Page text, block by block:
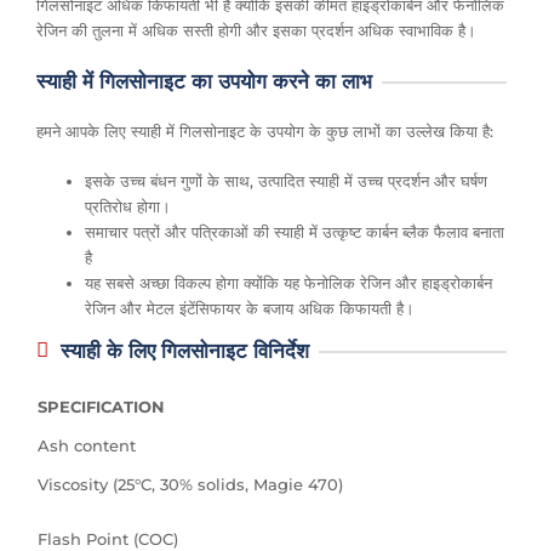
गिलसोनाइट अधिक किफायती भी है क्योंकि इसकी कीमत हाइड्रोकार्बन और फेनोलिक
रेजिन की तुलना में अधिक सस्ती होगी और इसका प्रदर्शन अधिक स्वाभाविक है।
स्याही में गिलसोनाइट का उपयोग करने का लाभ
हमने आपके लिए स्याही में गिलसोनाइट के उपयोग के कुछ लाभों का उल्लेख किया है:
इसके उच्च बंधन गुणों के साथ, उत्पादित स्याही में उच्च प्रदर्शन और घर्षण
प्रतिरोध होगा।
समाचार पत्रों और पत्रिकाओं की स्याही में उत्कृष्ट कार्बन ब्लैक फैलाव बनाता
है
यह सबसे अच्छा विकल्प होगा क्योंकि यह फेनोलिक रेजिन और हाइड्रोकार्बन
रेजिन और मेटल इंटेंसिफायर के बजाय अधिक किफायती है।
स्याही के लिए गिलसोनाइट विनिर्देश
SPECIFICATION
Ash content
Viscosity (25°C, 30% solids, Magie 470)
Flash Point (COC)